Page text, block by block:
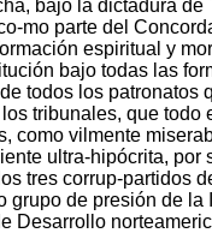
bajo la dictadura
mo parte del
espiritual y
bajo todas las
todos los patronatos
tribunales, que
como vilmente
ultra-hipócrita,
tres corrup-partidos
grupo de presión de
Desarrollo